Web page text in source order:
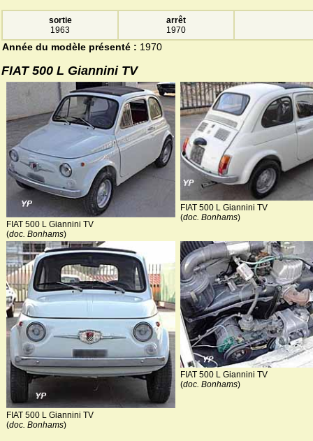
sortie
1963
arrêt
1970
Année du modèle présenté : 1970
FIAT 500 L Giannini TV
FIAT 500 L Giannini TV
(doc. Bonhams)
FIAT 500 L Giannini TV
(doc. Bonhams)
FIAT 500 L Giannini TV
(doc. Bonhams)
FIAT 500 L Giannini TV
(doc. Bonhams)